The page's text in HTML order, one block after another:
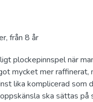
från 8 år
plockepinnspel när
mycket mer
lika komplicerad
ska sättas